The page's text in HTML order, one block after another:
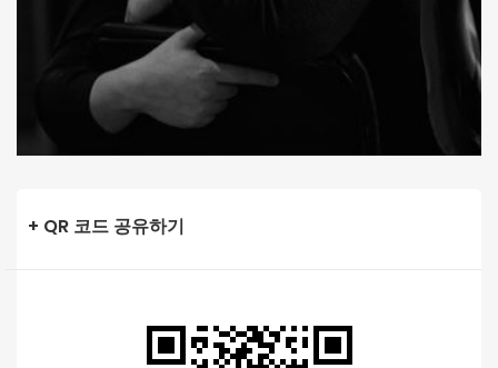
+ QR 코드 공유하기